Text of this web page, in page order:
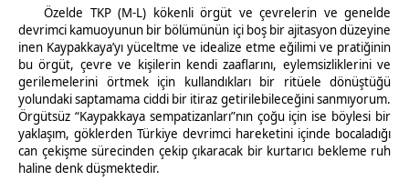
Özelde TKP (M-L) kökenli örgüt ve çevrelerin ve genelde
devrimci kamuoyunun bir bölümünün içi boş bir ajitasyon düzeyine
inen Kaypakkaya’yı yüceltme ve idealize etme eğilimi ve pratiğinin
bu örgüt, çevre ve kişilerin kendi zaaflarını, eylemsizliklerini ve
gerilemelerini örtmek için kullandıkları bir ritüele dönüştüğü
yolundaki saptamama ciddi bir itiraz getirilebileceğini sanmıyorum.
Örgütsüz “Kaypakkaya sempatizanları”nın çoğu için ise böylesi bir
yaklaşım, göklerden Türkiye devrimci hareketini içinde bocaladığı
can çekişme sürecinden çekip çıkaracak bir kurtarıcı bekleme ruh
haline denk düşmektedir.